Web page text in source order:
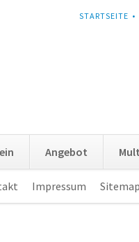
NAVIGATION
STARTSEITE
Angebot
Impressum Sitemap